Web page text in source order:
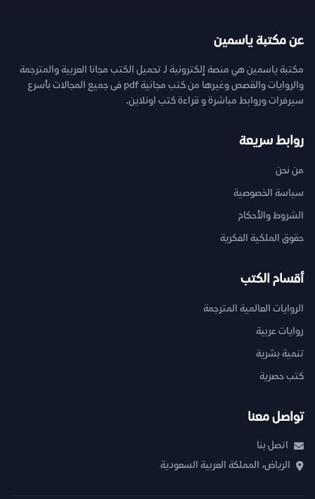
عن مكتبة ياسمين
مكتبة ياسمين هي منصة إلكترونية لـ تحميل الكتب مجانا العربية والمترجمة
والروايات والقصص وغيرها من كتب مجانية pdf فى جميع المجالات بأسرع
سيرفرات وروابط مباشرة و قراءة كتب اونلاين.
روابط سريعة
من نحن
سياسة الخصوصية
الشروط والأحكام
حقوق الملكية الفكرية
أقسام الكتب
الروايات العالمية المترجمة
روايات عربية
تنمية بشرية
كتب حصرية
تواصل معنا
اتصل بنا
الرياض، المملكة العربية السعودية